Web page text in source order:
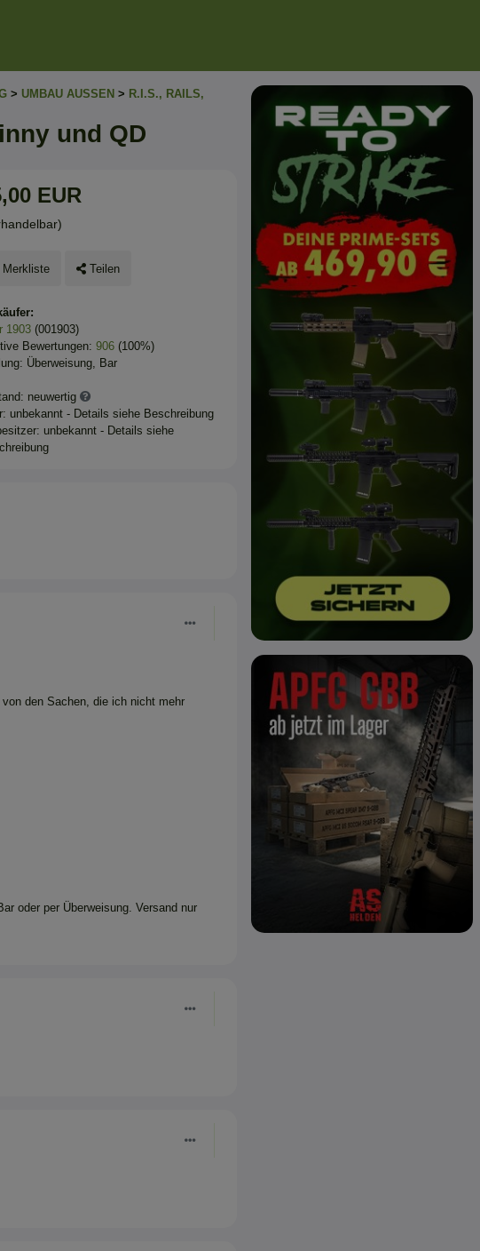
> UMBAU AUSSEN > R.I.S., RAILS,
und QD
EUR
Teilen
1903(001903)
Bewertungen: 906(100%)
Überweisung, Bar
neuwertig
unbekannt - Details siehe Beschreibung
unbekannt - Details siehe
den Sachen, die ich nicht mehr
oder per Überweisung. Versand nur